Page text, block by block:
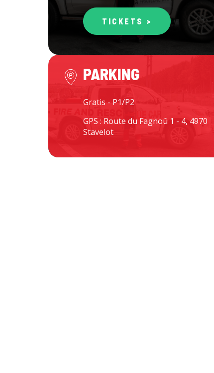
TICKETS >
PARKING
Gratis - P1/P2
GPS : Route du Fagnoû 1 - 4, 4970
Stavelot